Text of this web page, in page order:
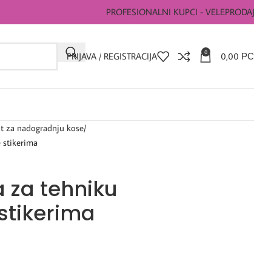
PROFESIONALNI KUPCI -
PRIJAVA / REGISTRACIJA 0 0,00
za nadogradnju kose
stikerima
za tehniku